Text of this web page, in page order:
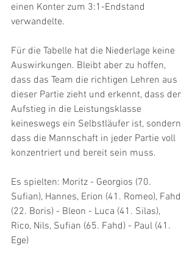
einen Konter zum 3:1-Endstand
verwandelte.
Für die Tabelle hat die Niederlage keine
Auswirkungen. Bleibt aber zu hoffen,
dass das Team die richtigen Lehren aus
dieser Partie zieht und erkennt, dass der
Aufstieg in die Leistungsklasse
keineswegs ein Selbstläufer ist, sondern
dass die Mannschaft in jeder Partie voll
konzentriert und bereit sein muss.
Es spielten: Moritz - Georgios (70.
Sufian), Hannes, Erion (41. Romeo), Fahd
(22. Boris) - Bleon - Luca (41. Silas),
Rico, Nils, Sufian (65. Fahd) - Paul (41.
Ege)